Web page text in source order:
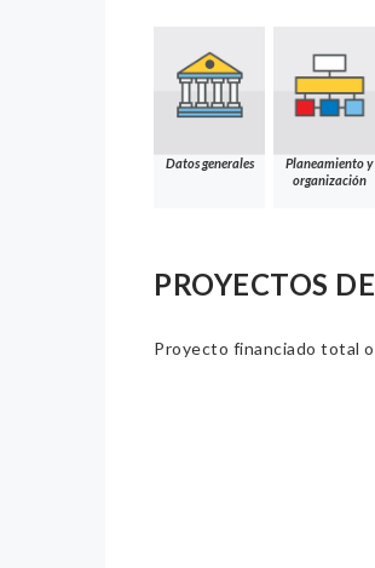
Datos generales
Planeamiento y
organización
PROYECTOS
Proyecto financiado total